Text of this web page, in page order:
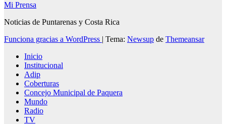
Mi Prensa
Noticias de Puntarenas y Costa Rica
Funciona gracias a WordPress
Tema: Newsup de Themeansar
Inicio
Institucional
Adip
Coberturas
Concejo Municipal de Paquera
Mundo
Radio
TV